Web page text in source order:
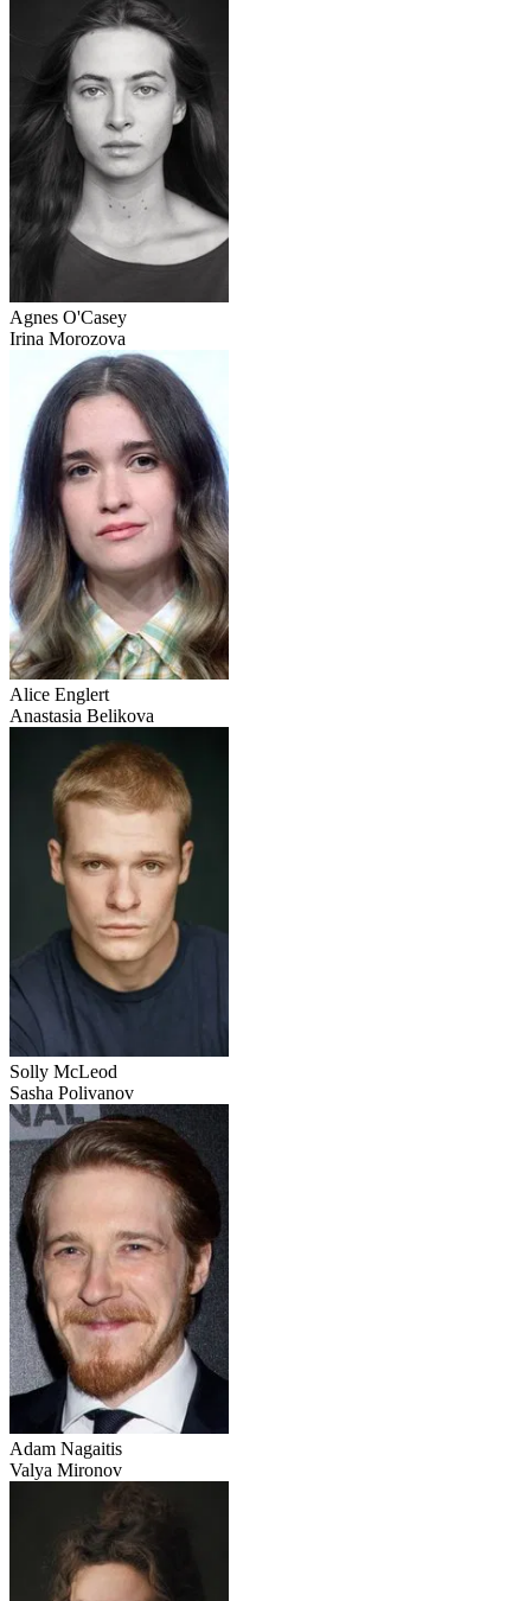
Agnes O'Casey
Irina Morozova
Alice Englert
Anastasia Belikova
Solly McLeod
Sasha Polivanov
Adam Nagaitis
Valya Mironov